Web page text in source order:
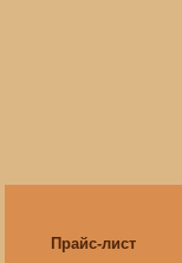
Прайс-лист